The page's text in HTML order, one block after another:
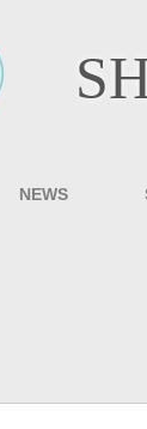
NEWS